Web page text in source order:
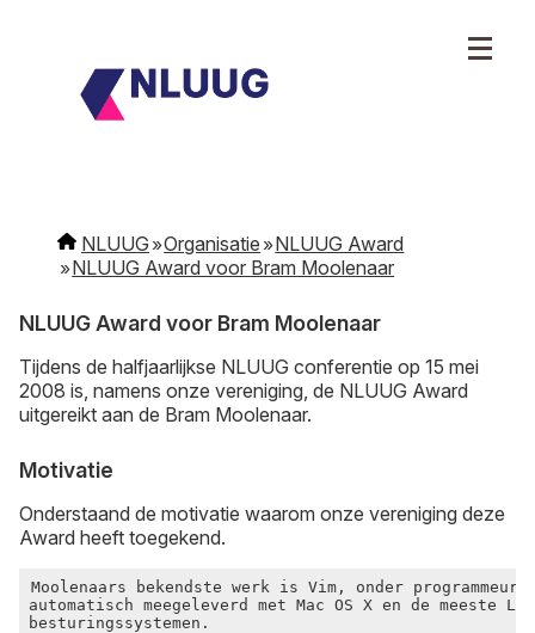
NLUUG Organisatie
NLUUG Award
NLUUG Award voor Bram Moolenaar
NLUUG Award voor Bram Moolenaar
Tijdens de halfjaarlijkse NLUUG conferentie op 15 mei
2008 is, namens onze vereniging, de NLUUG Award
uitgereikt aan de Bram Moolenaar.
Motivatie
Onderstaand de motivatie waarom onze vereniging deze
Award heeft toegekend.
Moolenaars bekendste werk is Vim, onder
automatisch meegeleverd met Mac OS X en de
besturingssystemen.